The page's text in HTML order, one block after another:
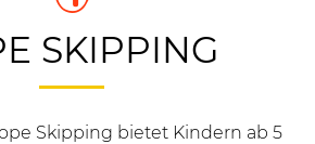
SKIPPING
Skipping bietet Kindern ab 5